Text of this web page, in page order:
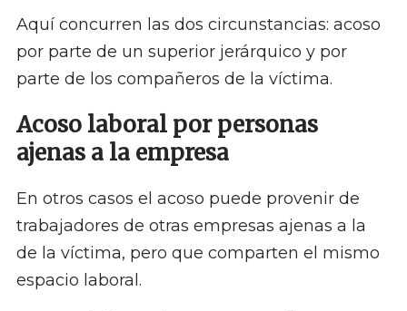
Aquí concurren las dos circunstancias: acoso
por parte de un superior jerárquico y por
parte de los compañeros de la víctima.
Acoso laboral por personas
ajenas a la empresa
En otros casos el acoso puede provenir de
trabajadores de otras empresas ajenas a la
de la víctima, pero que comparten el mismo
espacio laboral.